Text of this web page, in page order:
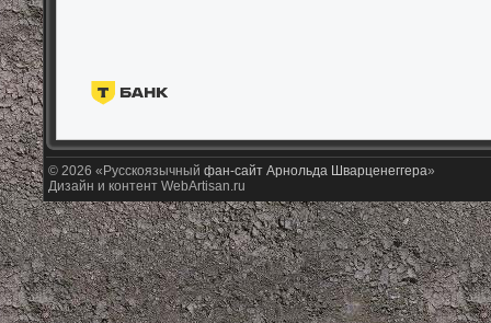
© 2026 «Русскоязычный фан-сайт Арнольда Шварценеггера»
Дизайн и контент WebArtisan.ru